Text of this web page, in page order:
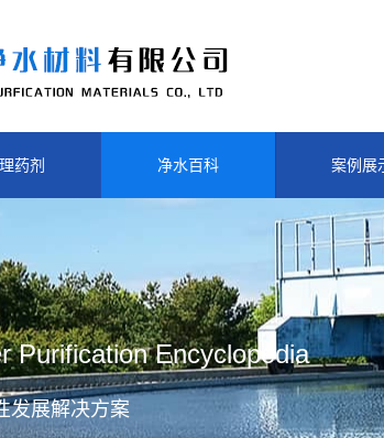
药剂 净水百科 案例展
Purification Encyclopedia
发展解决方案